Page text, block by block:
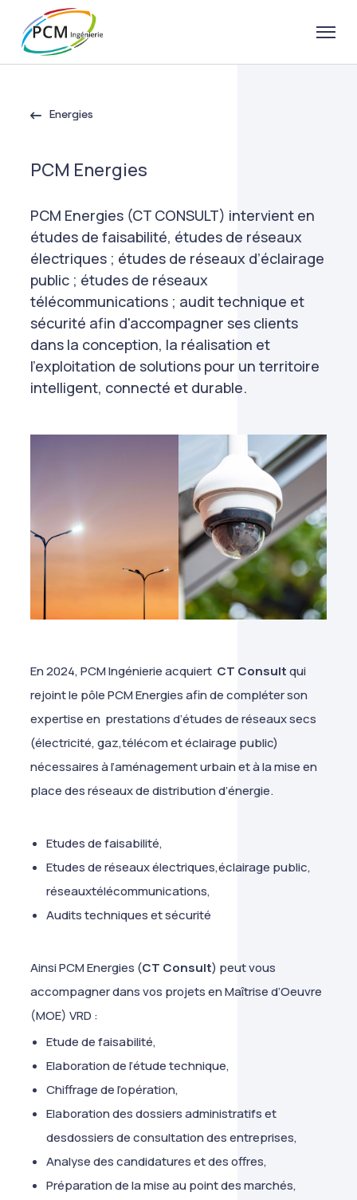
Energies
PCM Energies
PCM Energies (CT CONSULT) intervient en
études de faisabilité, études de réseaux
électriques ; études de réseaux d’éclairage
public ; études de réseaux
télécommunications ; audit technique et
sécurité afin d'accompagner ses clients
dans la conception, la réalisation et
l’exploitation de solutions pour un territoire
intelligent, connecté et durable.
En 2024, PCM Ingénierie acquiert CT Consultqui
rejoint le pôle PCM Energies afin de compléter son
expertise en prestations d’études de réseaux secs
(électricité, gaz,télécom et éclairage public)
nécessaires à l’aménagement urbain et à la mise en
place des réseaux de distribution d’énergie.
Etudes de faisabilité,
Etudes de réseaux électriques,éclairage public,
réseauxtélécommunications,
Audits techniques et sécurité
Ainsi PCM Energies (CT Consult) peut vous
accompagner dans vos projets en Maîtrise d’Oeuvre
(MOE) VRD :
Etude de faisabilité,
Elaboration de l’étude technique,
Chiffrage de l’opération,
Elaboration des dossiers administratifs et
desdossiers de consultation des entreprises,
Analyse des candidatures et des offres,
Préparation de la mise au point des marchés,